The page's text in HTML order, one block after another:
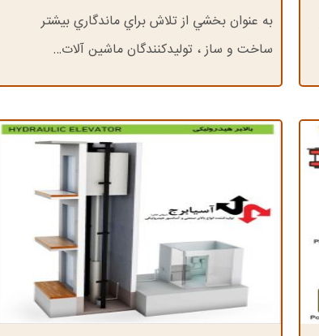
به عنوان بخشي از تلاش براي ماندگاري بيشتر
ساخت و ساز ، توليدکنندگان ماشين آلات…